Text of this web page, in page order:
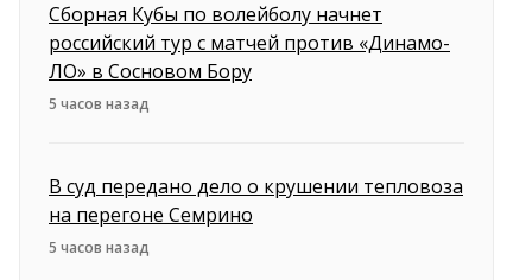
Сборная Кубы по волейболу начнет
российский тур с матчей против «Динамо-
ЛО» в Сосновом Бору
5 часов назад
В суд передано дело о крушении тепловоза
на перегоне Семрино
5 часов назад